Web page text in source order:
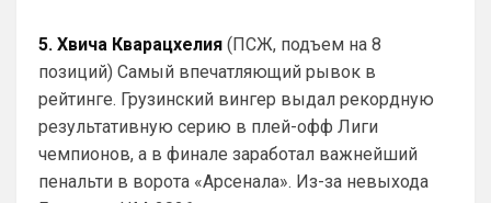
5. Хвича Кварацхелия (ПСЖ, подъем на 8
позиций) Самый впечатляющий рывок в
рейтинге. Грузинский вингер выдал рекордную
результативную серию в плей-офф Лиги
чемпионов, а в финале заработал важнейший
пенальти в ворота «Арсенала». Из-за невыхода
Ответ для Аристократ
Приезжайте к нам на базу , трофеи большие
посмотрите , на игроков дорогих тоже …а то
у вас из дорогого только Хаверц😁
я могу аналогично Вас пригласить и
похвалиться прошлым, богатым
прошлым на титулы и трофеи. Давайте
не будем измерять прошлыми
заслугами. Давайте смотреть